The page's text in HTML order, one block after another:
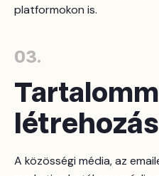
platformokon is.
03.
A közösségi média, az